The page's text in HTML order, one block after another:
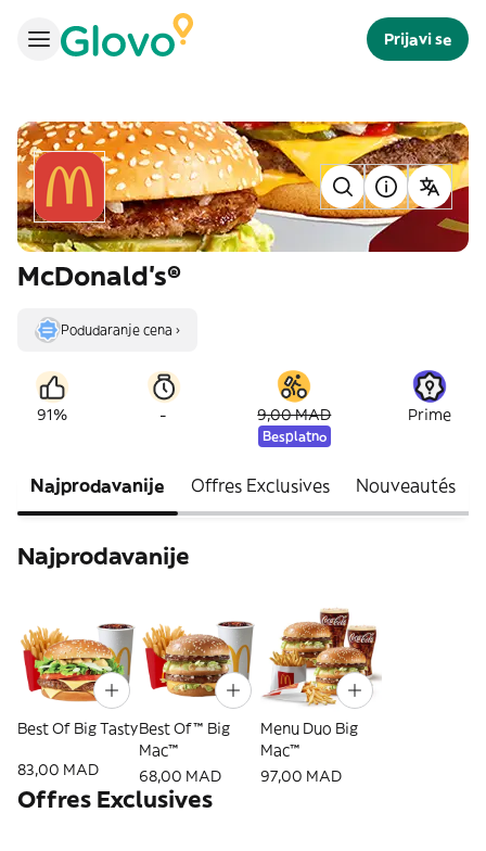
Prijavi se
McDonald's®
Podudaranje cena ›
91% - 9,00 MAD
Besplatno
Prime
Najprodavanije Offres Exclusives Nouveautés
Najprodavanije
Best Of Big Tasty
83,00 MAD
Best Of™ Big
Mac™
68,00 MAD
Menu Duo Big
Mac™
97,00 MAD
Offres Exclusives